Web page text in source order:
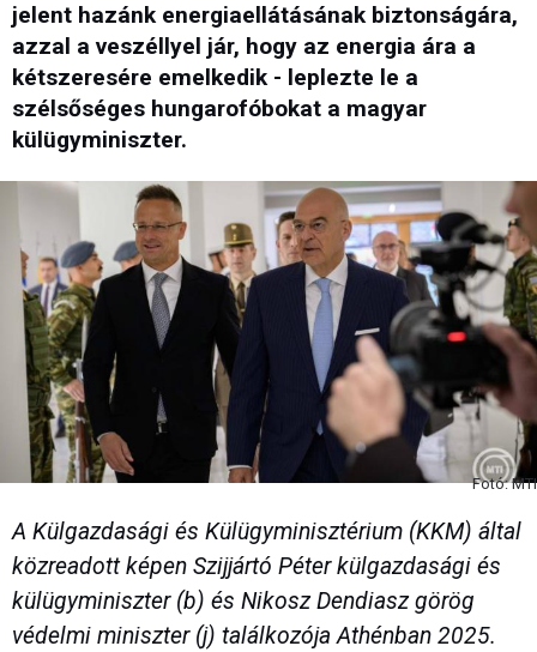
jelent hazánk energiaellátásának biztonságára,
azzal a veszéllyel jár, hogy az energia ára a
kétszeresére emelkedik - leplezte le a
szélsőséges hungarofóbokat a magyar
külügyminiszter.
Fotó: MTI
A Külgazdasági és Külügyminisztérium (KKM) által
közreadott képen Szijjártó Péter külgazdasági és
külügyminiszter (b) és Nikosz Dendiasz görög
védelmi miniszter (j) találkozója Athénban 2025.